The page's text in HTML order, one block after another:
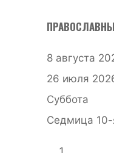
8 августа
26 июля
Суббота
Седмица 10-